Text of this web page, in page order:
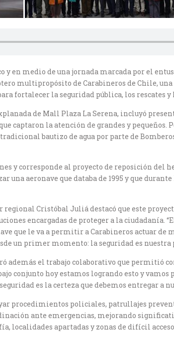
y en medio de una jornada marcada por el
multipropósito de Carabineros de Chile,
fortalecer la seguridad pública, los rescates
de Mall Plaza La Serena, incluyó
captaron la atención de grandes y
bautizo de agua por parte de
y corresponde al proyecto de reposición del
una aeronave que databa de 1995 y que
regional Cristóbal Juliá destacó que este
encargadas de proteger a la ciudadanía.
que le va a permitir a Carabineros actuar
un primer momento: la seguridad es
además el trabajo colaborativo que permitió
conjunto hoy estamos logrando esto y
es la certeza que debemos entregar a
procedimientos policiales, patrullajes
ante emergencias, mejorando
localidades apartadas y zonas de difícil